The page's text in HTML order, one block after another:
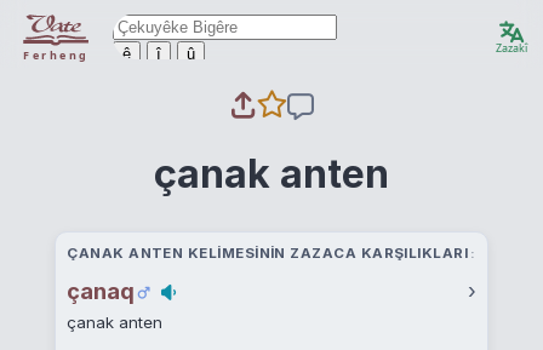
Ferheng ê î û Zazakî
çanak anten
ÇANAK ANTEN KELIMESININ ZAZACA KARŞILIKLARI
çanaq ›
çanak anten